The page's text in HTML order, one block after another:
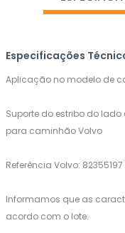
Especificações
Aplicação no modelo de
Suporte do estribo do
para caminhão Volvo
Referência Volvo: 82355197
Informamos que as
acordo com o lote.